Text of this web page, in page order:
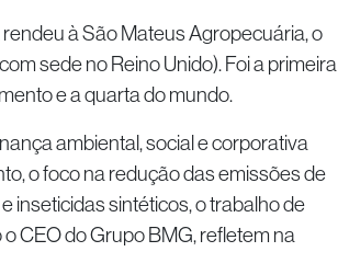
à São Mateus Agropecuária, o
sede no Reino Unido). Foi a primeira
e a quarta do mundo.
ambiental, social e corporativa
o foco na redução das emissões de
inseticidas sintéticos, o trabalho de
CEO do Grupo BMG, refletem na